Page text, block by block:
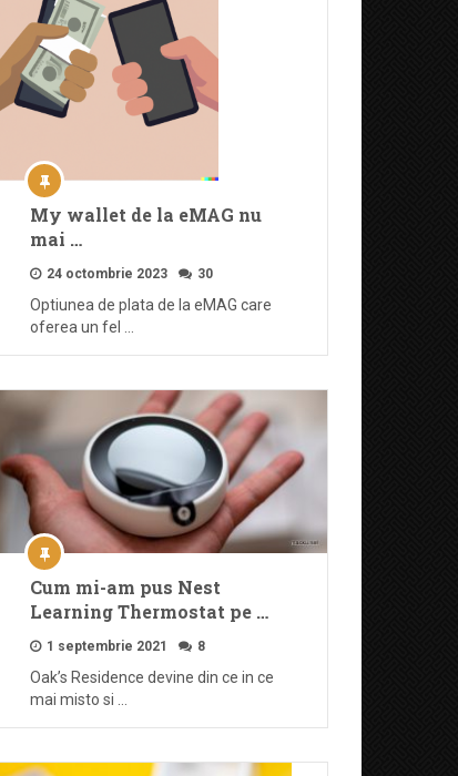
My wallet de la eMAG nu
mai …
24 octombrie 2023 30
Optiunea de plata de la eMAG care
oferea un fel …
Cum mi-am pus Nest
Learning Thermostat pe …
1 septembrie 2021 8
Oak’s Residence devine din ce in ce
mai misto si …